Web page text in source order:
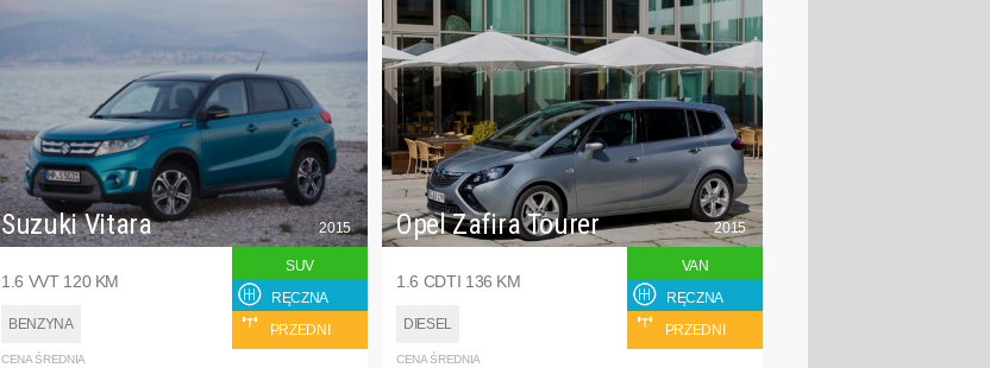
Suzuki Vitara
1.6 VVT 120 KM
BENZYNA
2015
SUV
RĘCZNA
PRZEDNI
CENA ŚREDNIA
Opel Zafira Tourer
1.6 CDTI 136 KM
DIESEL
2015
VAN
RĘCZNA
PRZEDNI
CENA ŚREDNIA